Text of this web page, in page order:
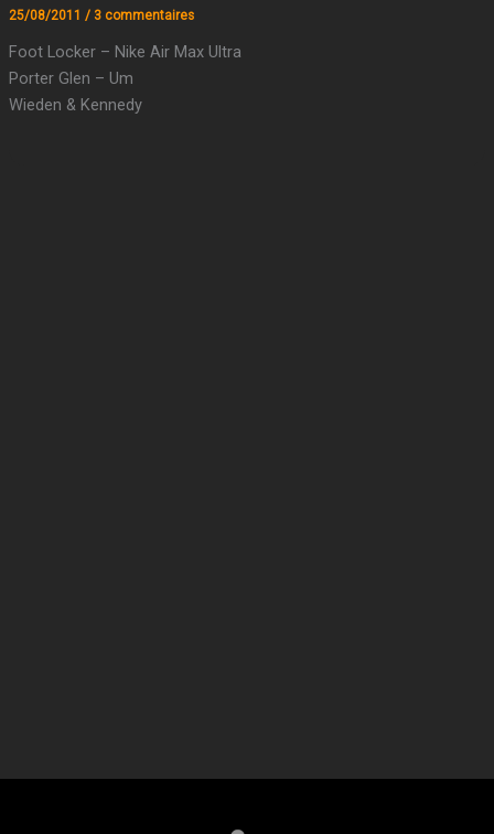
25/08/2011 / 3 commentaires
Foot Locker – Nike Air Max Ultra
Porter Glen – Um
Wieden & Kennedy